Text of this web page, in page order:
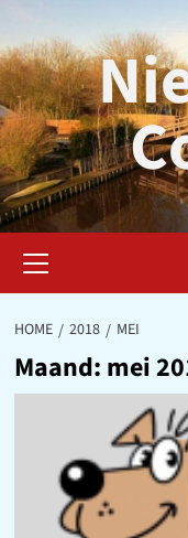
naar
de
inhoud
menu
HOME 2018 MEI
Maand: mei